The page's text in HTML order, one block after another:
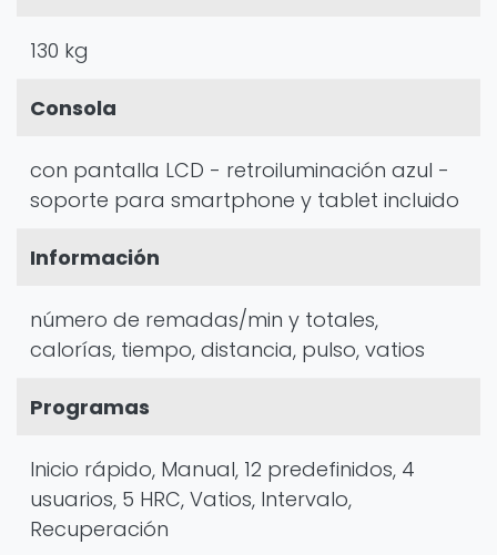
130 kg
Consola
con pantalla LCD - retroiluminación azul -
soporte para smartphone y tablet incluido
Información
número de remadas/min y totales,
calorías, tiempo, distancia, pulso, vatios
Programas
Inicio rápido, Manual, 12 predefinidos, 4
usuarios, 5 HRC, Vatios, Intervalo,
Recuperación